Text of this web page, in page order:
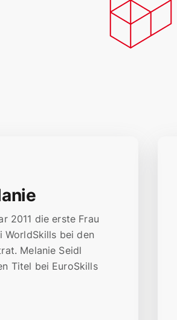
2011 die erste Frau
bei den
Melanie Seidl
Titel bei EuroSkills